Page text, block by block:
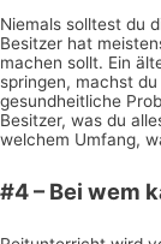
Niemals solltest du
Besitzer hat
machen sollt. Ein
springen, machst
gesundheitliche
Besitzer, was du
welchem Umfang,
#4 – Bei wem